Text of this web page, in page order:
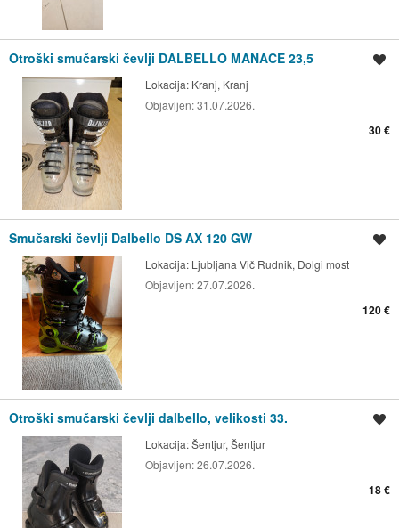
Otroški smučarski čevlji DALBELLO MANACE 23,5
Lokacija: Kranj, Kranj
Objavljen:31.07.2026.
30 €
Smučarski čevlji Dalbello DS AX 120 GW
Lokacija: Ljubljana Vič Rudnik, Dolgi most
Objavljen:27.07.2026.
120 €
Otroški smučarski čevlji dalbello, velikosti 33.
Lokacija:Šentjur, Šentjur
Objavljen:26.07.2026.
18 €